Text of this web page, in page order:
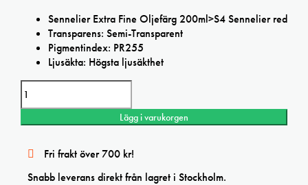
Sennelier Extra Fine Oljefärg 200ml>S4 Sennelier red
Transparens: Semi-Transparent
Pigmentindex: PR255
Ljusäkta: Högsta ljusäkthet
Sennelier
Extra
Fine
oljefärg
Sennelier
red
mängd
Lägg i varukorgen
Fri frakt över 700 kr!
Snabb leverans direkt från lagret i Stockholm.